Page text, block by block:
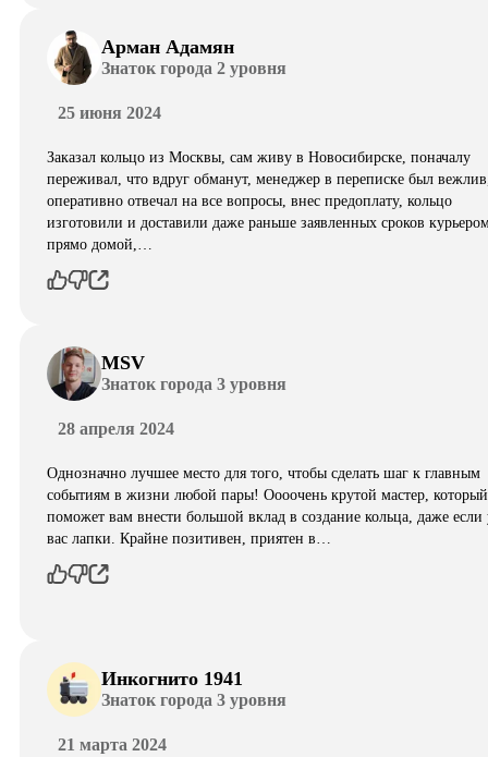
Арман Адамян
Знаток города 2 уровня
25 июня 2024
Заказал кольцо из Москвы, сам живу в Новосибирске, поначалу
переживал, что вдруг обманут, менеджер в переписке был
оперативно отвечал на все вопросы, внес предоплату, кольцо
изготовили и доставили даже раньше заявленных сроков
прямо домой,…
MSV
Знаток города 3 уровня
28 апреля 2024
Однозначно лучшее место для того, чтобы сделать шаг к главным
событиям в жизни любой пары! Оооочень крутой мастер, который
поможет вам внести большой вклад в создание кольца, даже если
вас лапки. Крайне позитивен, приятен в…
Инкогнито 1941
Знаток города 3 уровня
21 марта 2024